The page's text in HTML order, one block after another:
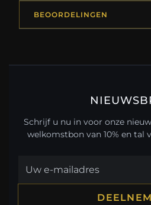
BEOORDELINGEN
Schrijf u nu in voor onze
welkomstbon van 10% en tal